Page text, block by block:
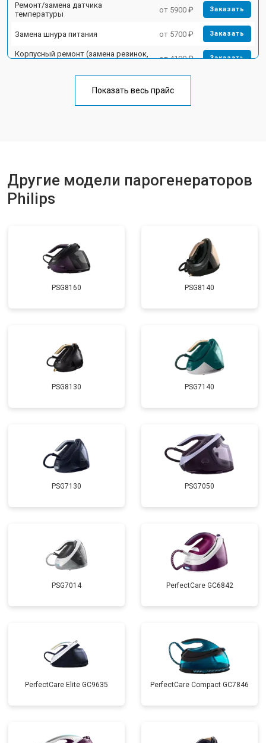
Ремонт/замена датчика
температуры
от 5900 ₽ Заказать
Замена шнура питания от 5700 ₽ Заказать
Корпусный ремонт (замена резинок,
от 4100 ₽ Заказать
Замена клапана давления от 5850 ₽
Показать весь прайс
Другие модели парогенераторов
Philips
PSG8160 PSG8140
PSG8130 PSG7140
PSG7130 PSG7050
PSG7014 PerfectCare GC6842
PerfectCare Elite GC9635 PerfectCare Compact GC7846